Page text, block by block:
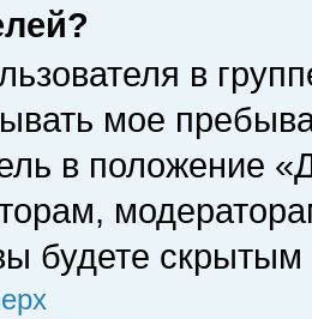
в
мое
в положение
будете скрытым